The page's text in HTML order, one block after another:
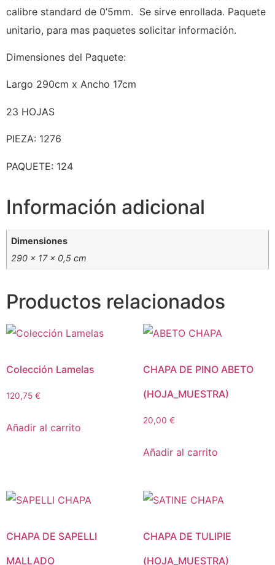
calibre standard de 0’5mm. Se sirve enrollada. Paquete
unitario, para mas paquetes solicitar información.
Dimensiones del Paquete:
Largo 290cm x Ancho 17cm
23 HOJAS
PIEZA: 1276
PAQUETE: 124
Información adicional
Dimensiones
290 × 17 × 0,5 cm
Productos relacionados
Colección Lamelas
120,75 €
Añadir al carrito
CHAPA DE PINO ABETO
(HOJA_MUESTRA)
20,00 €
Añadir al carrito
CHAPA DE SAPELLI
MALLADO
CHAPA DE TULIPIE
(HOJA_MUESTRA)